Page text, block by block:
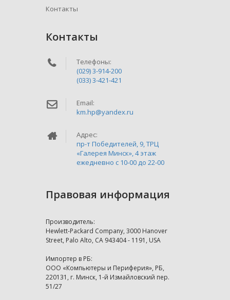
Контакты
Контакты
Телефоны:
(029) 3-914-200
(033) 3-421-421
Email:
km.hp@yandex.ru
Адрес:
пр-т Победителей, 9, ТРЦ
«Галерея Минск», 4 этаж
ежедневно c 10-00 до 22-00
Правовая информация
Производитель:
Hewlett-Packard Company, 3000 Hanover
Street, Palo Alto, CA 943404 - 1191, USA
Импортер в РБ:
ООО «Компьютеры и Периферия», РБ,
220131, г. Минск, 1-й Измайловский пер.
51/27